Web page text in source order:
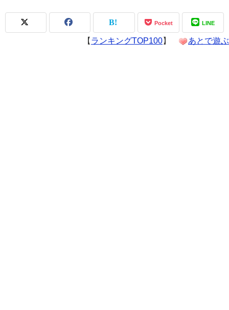
Pocket LINE
【 ランキングTOP100】 あとで遊ぶ